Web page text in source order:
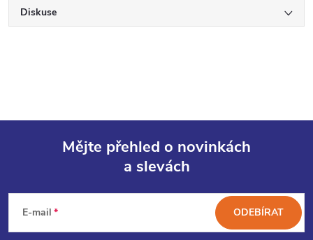
Diskuse
Mějte přehled o novinkách
a slevách
E-mail ODEBÍRAT